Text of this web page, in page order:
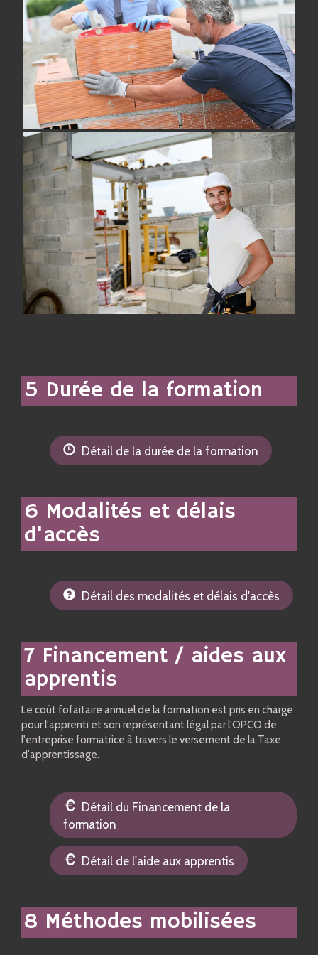
5 Durée de la formation
Détail de la durée de la formation
6 Modalités et délais
d'accès
Détail des modalités et délais d'accès
7 Financement / aides aux
apprentis
Le coût fofaitaire annuel de la formation est pris en charge
pour l'apprenti et son représentant légal par l'OPCO de
l'entreprise formatrice à travers le versement de la Taxe
d'apprentissage.
Détail du Financement de la
formation
Détail de l'aide aux apprentis
8 Méthodes mobilisées